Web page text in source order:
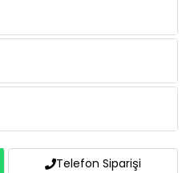
Telefon Siparişi